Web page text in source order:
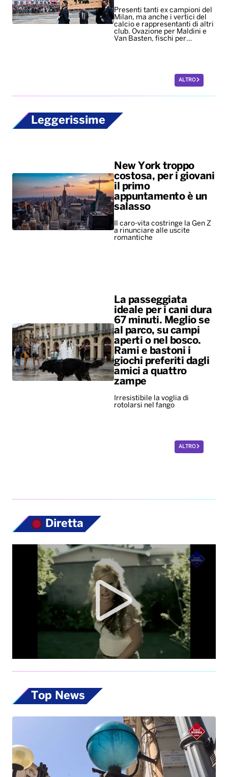
Presenti tanti ex campioni del
Milan, ma anche i vertici del
calcio e rappresentanti di altri
club. Ovazione per Maldini e
Van Basten, fischi per…
ALTRO
Leggerissime
New York troppo
costosa, per i giovani
il primo
appuntamento è un
salasso
Il caro-vita costringe la Gen Z
a rinunciare alle uscite
romantiche
La passeggiata
ideale per i cani dura
67 minuti. Meglio se
al parco, su campi
aperti o nel bosco.
Rami e bastoni i
giochi preferiti dagli
amici a quattro
zampe
Irresistibile la voglia di
rotolarsi nel fango
ALTRO
Diretta
Top News